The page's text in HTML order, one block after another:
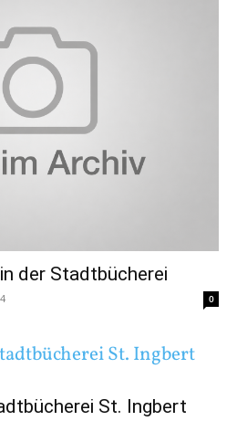
der Stadtbücherei
0
St. Ingbert